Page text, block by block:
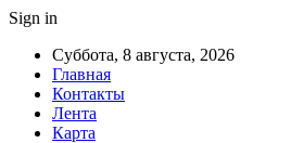
Sign in
Суббота, 8 августа, 2026
Главная
Контакты
Лента
Карта